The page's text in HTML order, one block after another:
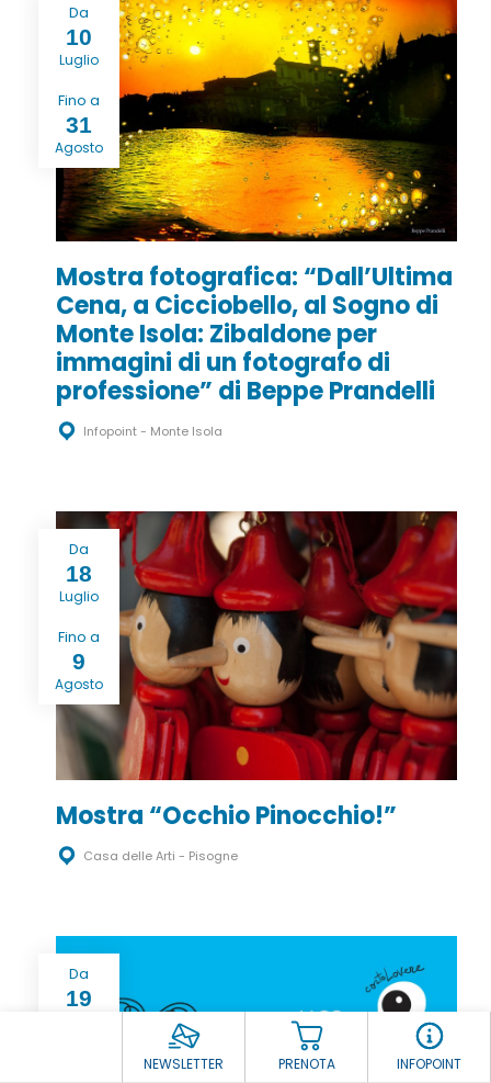
NEWSLETTER PRENOTA INFOPOINT
Da
10
Luglio
Fino a
31
Agosto
Mostra fotografica: “Dall’Ultima
Cena, a Cicciobello, al Sogno di
Monte Isola: Zibaldone per
immagini di un fotografo di
professione” di Beppe Prandelli
Infopoint - Monte Isola
Da
18
Luglio
Fino a
9
Agosto
Mostra “Occhio Pinocchio!”
Casa delle Arti - Pisogne
Da
19